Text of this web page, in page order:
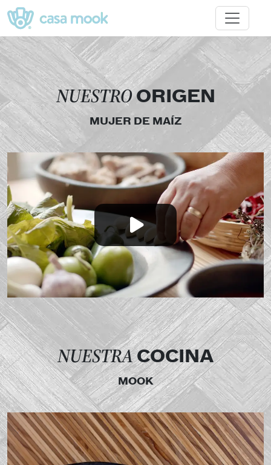
NUESTROORIGEN
MUJER DE MAÍZ
NUESTRACOCINA
MOOK